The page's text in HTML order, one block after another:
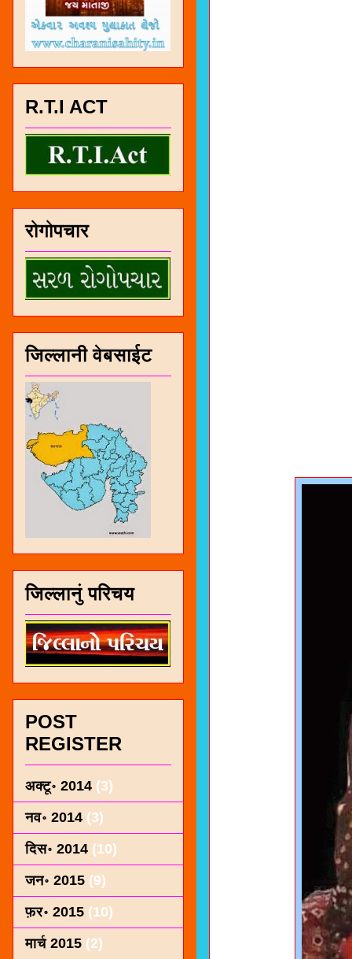
R.T.I ACT
रोगोपचार
जिल्लानी वेबसाईट
जिल्लानुं परिचय
POST
REGISTER
अक्टू॰ 2014 (3)
नव॰ 2014 (3)
दिस॰ 2014 (10)
जन॰ 2015 (9)
फ़र॰ 2015 (10)
मार्च 2015 (2)